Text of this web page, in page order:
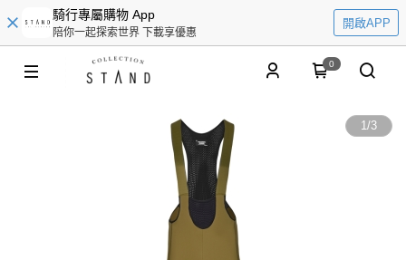
騎行專屬購物 App
陪你一起探索世界 下載享優惠
開啟APP
0
1/3